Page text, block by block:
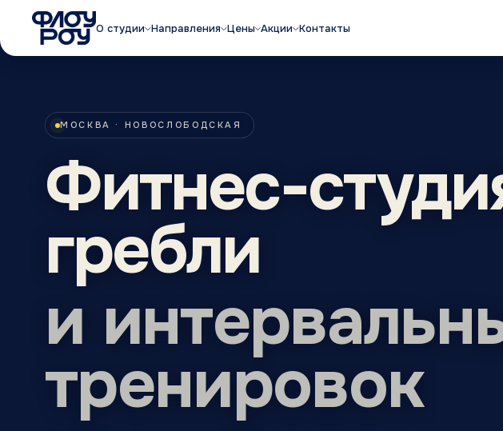
О студии Направления Цены Акции Контакты
МОСКВА · НОВОСЛОБОДСКАЯ
Фитнес-
гребли
и
тренировок